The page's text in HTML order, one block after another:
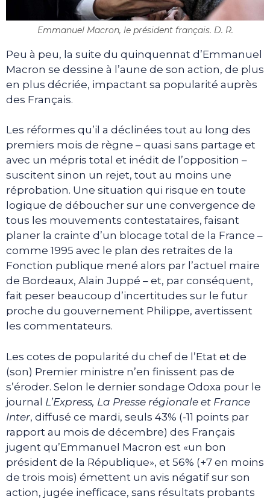
Emmanuel Macron, le président français. D. R.
Peu à peu, la suite du quinquennat d’Emmanuel
Macron se dessine à l’aune de son action, de plus
en plus décriée, impactant sa popularité auprès
des Français.
Les réformes qu’il a déclinées tout au long des
premiers mois de règne – quasi sans partage et
avec un mépris total et inédit de l’opposition –
suscitent sinon un rejet, tout au moins une
réprobation. Une situation qui risque en toute
logique de déboucher sur une convergence de
tous les mouvements contestataires, faisant
planer la crainte d’un blocage total de la France –
comme 1995 avec le plan des retraites de la
Fonction publique mené alors par l’actuel maire
de Bordeaux, Alain Juppé – et, par conséquent,
fait peser beaucoup d’incertitudes sur le futur
proche du gouvernement Philippe, avertissent
les commentateurs.
Les cotes de popularité du chef de l’Etat et de
(son) Premier ministre n’en finissent pas de
s’éroder. Selon le dernier sondage Odoxa pour le
journal L’Express, La Presse régionale et France
Inter, diffusé ce mardi, seuls 43% (-11 points par
rapport au mois de décembre) des Français
jugent qu’Emmanuel Macron est «un bon
président de la République», et 56% (+7 en moins
de trois mois) émettent un avis négatif sur son
action, jugée inefficace, sans résultats probants